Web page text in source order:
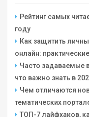
Рейтинг самых
году
Как защитить
онлайн:
Часто задаваемые
что важно знать в
Чем отличаются
тематических
ТОП-7 лайфхаков,